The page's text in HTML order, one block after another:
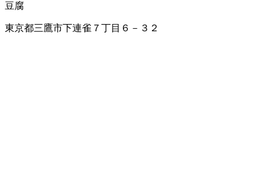
豆腐
東京都三鷹市下連雀７丁目６－３２